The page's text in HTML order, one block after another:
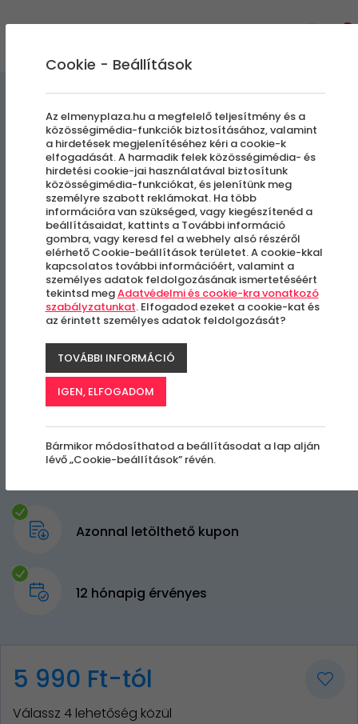
Legyen neked is
Örökláncod!
Szeged és Pécs
Azonnal letölthető kupon
12 hónapig érvényes
5 990 Ft-tól
Válassz 4 lehetőség közül
Cookie - Beállítások
Az elmenyplaza.hu a megfelelő teljesítmény és a
közösségimédia-funkciók biztosításához, valamint
a hirdetések megjelenítéséhez kéri a cookie-k
elfogadását. A harmadik felek közösségimédia- és
hirdetési cookie-jai használatával biztosítunk
közösségimédia-funkciókat, és jelenítünk meg
személyre szabott reklámokat. Ha több
információra van szükséged, vagy kiegészítenéd a
beállításaidat, kattints a További információ
gombra, vagy keresd fel a webhely alsó részéről
elérhető Cookie-beállítások területet. A cookie-kkal
kapcsolatos további információért, valamint a
személyes adatok feldolgozásának ismertetéséért
tekintsd megAdatvédelmi és cookie-kra vonatkozó
szabályzatunkat. Elfogadod ezeket a cookie-kat és
az érintett személyes adatok feldolgozását?
TOVÁBBI INFORMÁCIÓ
IGEN, ELFOGADOM
Bármikor módosíthatod a beállításodat a lap alján
lévő „Cookie-beállítások” révén.